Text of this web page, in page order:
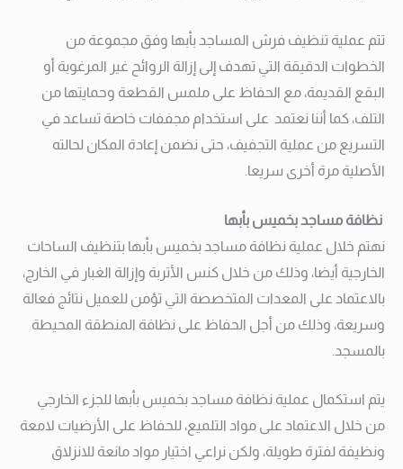
تتم عملية تنظيف فرش المساجد بأبها وفق مجموعة من
الخطوات الدقيقة التي تهدف إلى إزالة الروائح غير المرغوبة أو
البقع القديمة، مع الحفاظ على ملمس القطعة وحمايتها من
التلف، كما أننا نعتمد على استخدام مجففات خاصة تساعد في
التسريع من عملية التجفيف، حتى نضمن إعادة المكان لحالته
الأصلية مرة أخرى سريعا.
نظافة مساجد بخميس بأبها
نهتم خلال عملية نظافة مساجد بخميس بأبها بتنظيف الساحات
الخارجية أيضا، وذلك من خلال كنس الأتربة وإزالة الغبار في الخارج،
بالاعتماد على المعدات المتخصصة التي تؤمن للعميل نتائج فعالة
وسريعة، وذلك من أجل الحفاظ على نظافة المنطقة المحيطة
بالمسجد.
يتم استكمال عملية نظافة مساجد بخميس بأبها للجزء الخارجي
من خلال الاعتماد على مواد التلميع، للحفاظ على الأرضيات لامعة
ونظيفة لفترة طويلة، ولكن نراعي اختيار مواد مانعة للانزلاق